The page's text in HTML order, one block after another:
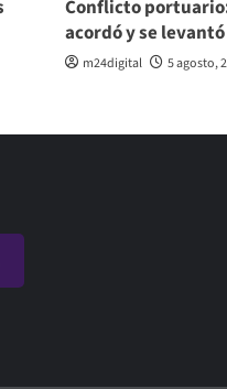
Conflicto
acordó y se
m24digital 5 agosto,